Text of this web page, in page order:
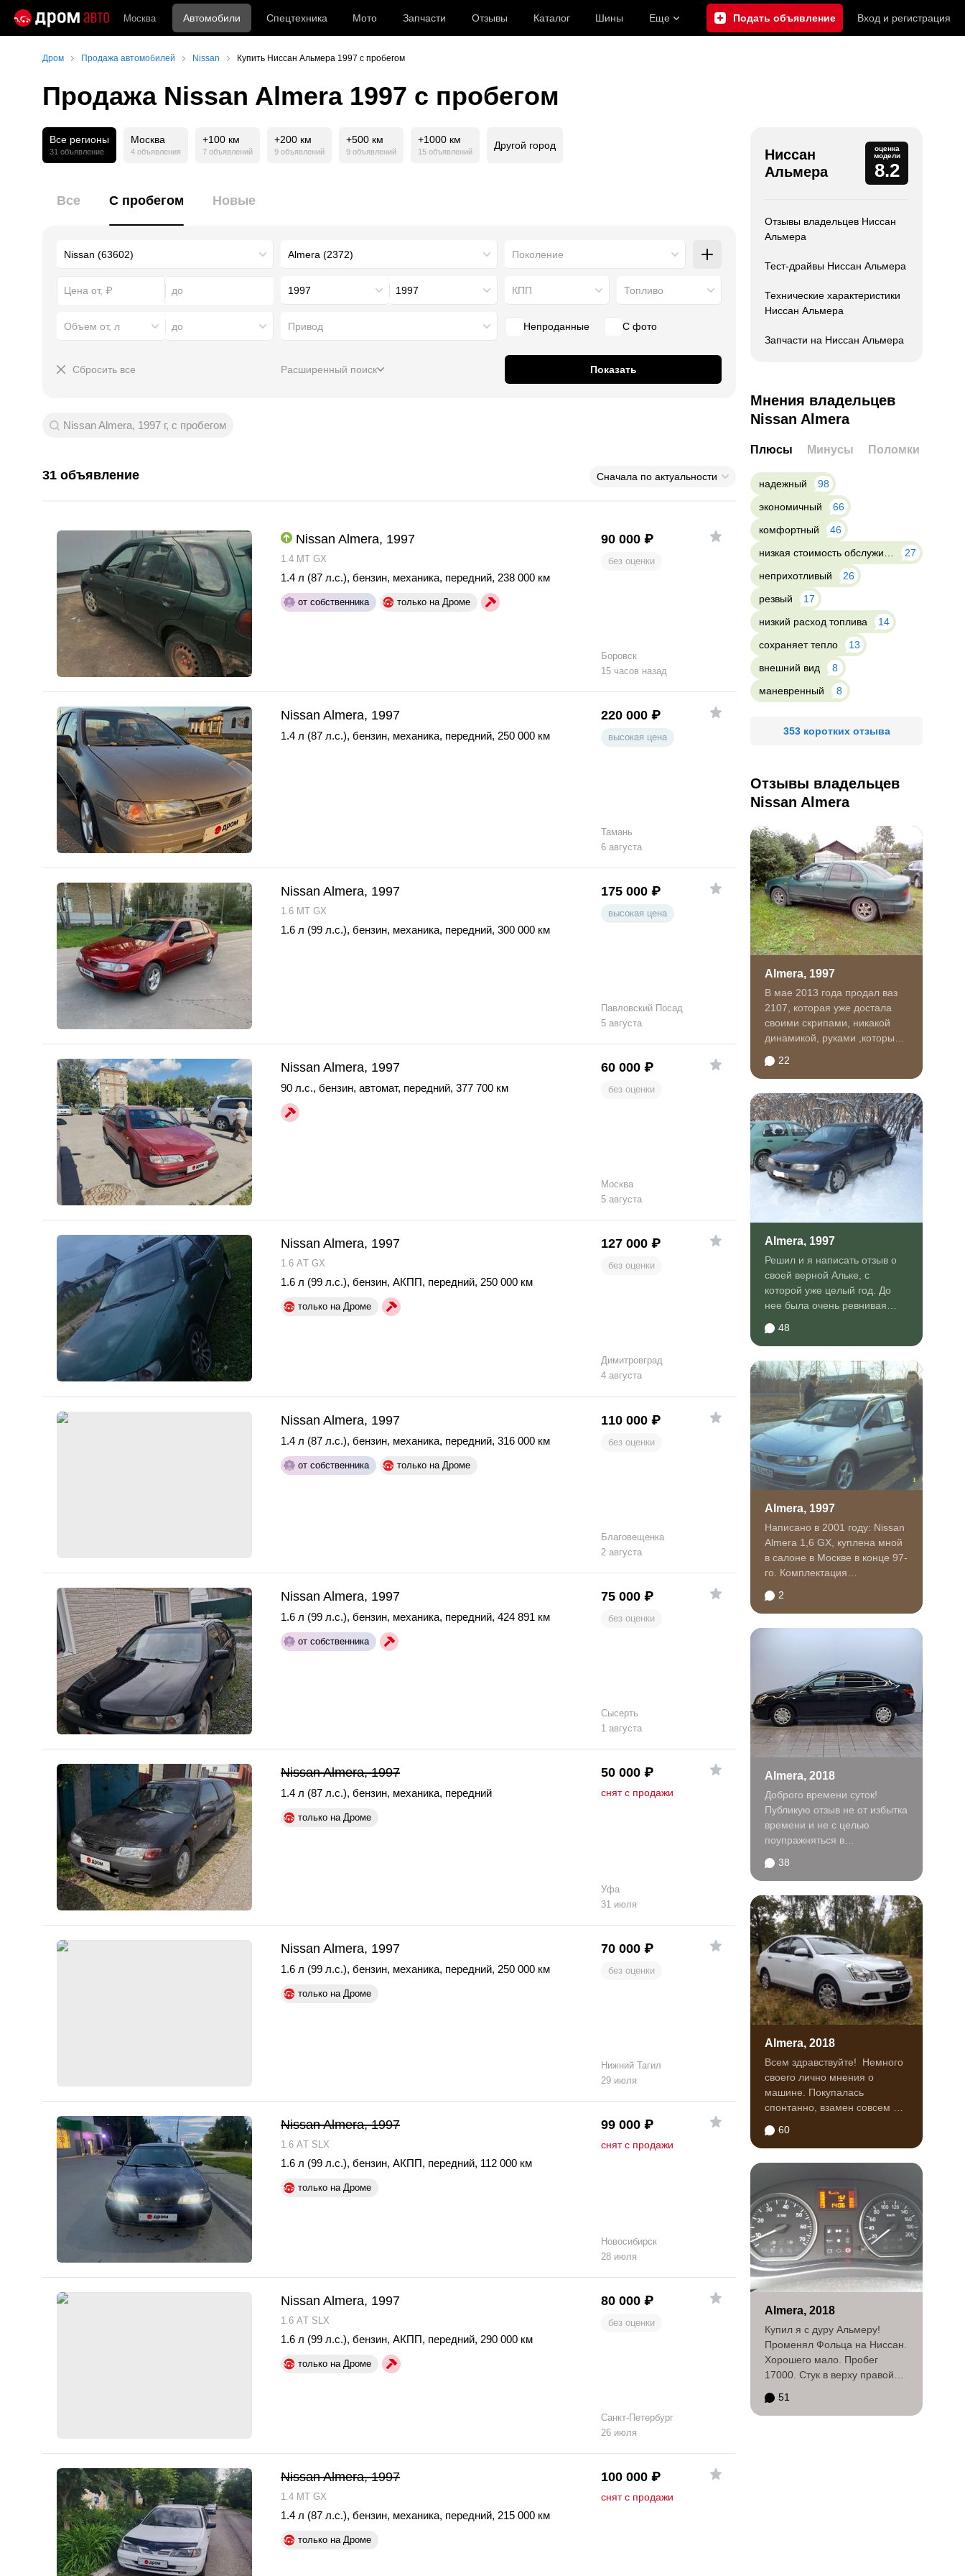
Москва Автомобили Спецтехника Мото Запчасти Отзывы Каталог Шины Еще Подать объявление Вход и регистрация
Дром Продажа автомобилей Nissan Купить Ниссан Альмера 1997 с пробегом
Продажа Nissan Almera 1997 с пробегом
Все регионы
31 объявление
Москва
4 объявления
+100 км
7 объявлений
+200 км
9 объявлений
+500 км
9 объявлений
+1000 км
15 объявлений
Другой город
Все С пробегом Новые
Поколение
1997 1997 КПП Топливо
Объем от, л до Привод Непроданные С фото
Сбросить все Расширенный поиск Показать
Nissan Almera, 1997 г, с пробегом
31 объявление Сначала по актуальности
Nissan Almera, 1997
1.4 MT GX
1.4 л (87 л.с.), бензин, механика, передний, 238 000 км
от собственника только на Дроме
90 000 ₽
без оценки
Боровск
15 часов назад
Nissan Almera, 1997
1.4 л (87 л.с.), бензин, механика, передний, 250 000 км
220 000 ₽
высокая цена
Тамань
6 августа
Nissan Almera, 1997
1.6 MT GX
1.6 л (99 л.с.), бензин, механика, передний, 300 000 км
175 000 ₽
высокая цена
Павловский Посад
5 августа
Nissan Almera, 1997
90 л.с., бензин, автомат, передний, 377 700 км
60 000 ₽
без оценки
Москва
5 августа
Nissan Almera, 1997
1.6 АT GX
1.6 л (99 л.с.), бензин, АКПП, передний, 250 000 км
только на Дроме
127 000 ₽
без оценки
Димитровград
4 августа
Nissan Almera, 1997
1.4 л (87 л.с.), бензин, механика, передний, 316 000 км
от собственника только на Дроме
110 000 ₽
без оценки
Благовещенка
2 августа
Nissan Almera, 1997
1.6 л (99 л.с.), бензин, механика, передний, 424 891 км
от собственника
75 000 ₽
без оценки
Сысерть
1 августа
Nissan Almera, 1997
1.4 л (87 л.с.), бензин, механика, передний
только на Дроме
50 000 ₽
снят с продажи
Уфа
31 июля
Nissan Almera, 1997
1.6 л (99 л.с.), бензин, механика, передний, 250 000 км
только на Дроме
70 000 ₽
без оценки
Нижний Тагил
29 июля
Nissan Almera, 1997
1.6 АT SLX
1.6 л (99 л.с.), бензин, АКПП, передний, 112 000 км
только на Дроме
99 000 ₽
снят с продажи
Новосибирск
28 июля
Nissan Almera, 1997
1.6 АT SLX
1.6 л (99 л.с.), бензин, АКПП, передний, 290 000 км
только на Дроме
80 000 ₽
без оценки
Санкт-Петербург
26 июля
Nissan Almera, 1997
1.4 MT GX
1.4 л (87 л.с.), бензин, механика, передний, 215 000 км
только на Дроме
100 000 ₽
снят с продажи
Ниссан
Альмера
оценка
модели
8.2
Отзывы владельцев Ниссан
Альмера
Тест-драйвы Ниссан Альмера
Технические характеристики
Ниссан Альмера
Запчасти на Ниссан Альмера
Мнения владельцев
Nissan Almera
Плюсы Минусы Поломки
надежный
98
экономичный
66
комфортный
46
27
неприхотливый
26
резвый
17
низкий расход топлива
14
сохраняет тепло
13
внешний вид
8
маневренный
8
353 коротких отзыва
Отзывы владельцев
Nissan Almera
Almera, 1997
В мае 2013 года продал ваз
2107, которая уже достала
своими скрипами, никакой
динамикой, руками ,которые
22
Almera, 1997
Решил и я написать отзыв о
своей верной Альке, с
которой уже целый год. До
нее была очень ревнивая
рука...
48
Almera, 1997
Написано в 2001 году: Nissan
Almera 1,6 GX, куплена мной
в салоне в Москве в конце 97-
го. Комплектация
2
Almera, 2018
Доброго времени суток!
Публикую отзыв не от избытка
времени и не с целью
поупражняться в
бываю...
38
Almera, 2018
Всем здравствуйте! Немного
своего лично мнения о
машине. Покупалась
спонтанно, взамен совсем не
ДО...
60
Almera, 2018
Купил я с дуру Альмеру!
Променял Фольца на Ниссан.
Хорошего мало. Пробег
17000. Стук в верху правой
51